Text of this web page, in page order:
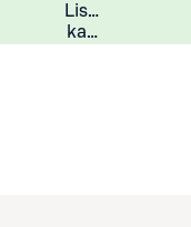
Lisätiedot
kampanjasta